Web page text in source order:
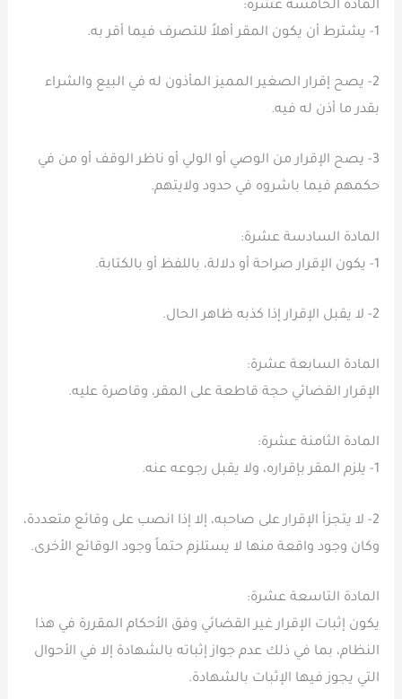
المادة الخامسة عشرة:
1- يشترط أن يكون المقر أهلاً للتصرف فيما أقر به.
2- يصح إقرار الصغير المميز المأذون له في البيع والشراء
بقدر ما أذن له فيه.
3- يصح الإقرار من الوصي أو الولي أو ناظر الوقف أو من في
حكمهم فيما باشروه في حدود ولايتهم.
المادة السادسة عشرة:
1- يكون الإقرار صراحة أو دلالة، باللفظ أو بالكتابة.
2- لا يقبل الإقرار إذا كذبه ظاهر الحال.
المادة السابعة عشرة:
الإقرار القضائي حجة قاطعة على المقر، وقاصرة عليه.
المادة الثامنة عشرة:
1- يلزم المقر بإقراره، ولا يقبل رجوعه عنه.
2- لا يتجزأ الإقرار على صاحبه، إلا إذا انصب على وقائع متعددة،
وكان وجود واقعة منها لا يستلزم حتماً وجود الوقائع الأخرى.
المادة التاسعة عشرة:
يكون إثبات الإقرار غير القضائي وفق الأحكام المقررة في هذا
النظام، بما في ذلك عدم جواز إثباته بالشهادة إلا في الأحوال
التي يجوز فيها الإثبات بالشهادة.